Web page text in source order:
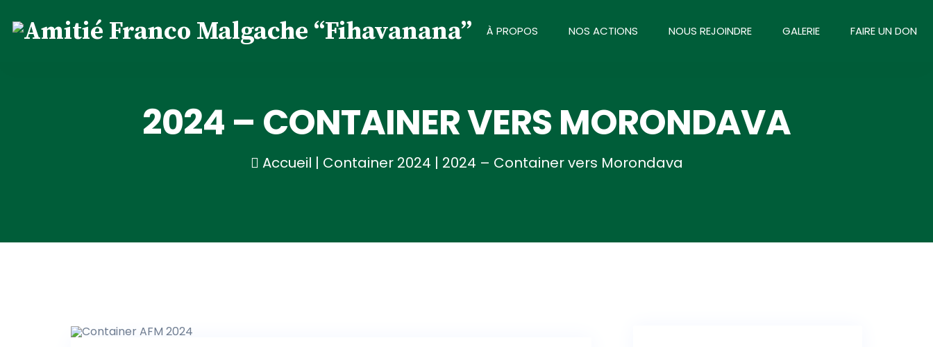
À PROPOS NOS ACTIONS NOUS REJOINDRE GALERIE FAIRE UN DON
2024 – CONTAINER VERS MORONDAVA
Accueil | Container 2024 | 2024 – Container vers Morondava